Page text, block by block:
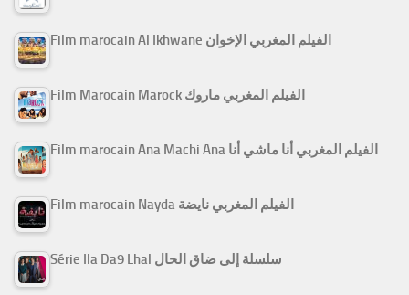
Film marocain Al Ikhwane الفيلم المغربي الإخوان
Film Marocain Marock الفيلم المغربي ماروك
Film marocain Ana Machi Ana الفيلم المغربي أنا ماشي أنا
Film marocain Nayda الفيلم المغربي نايضة
Série Ila Da9 Lhal سلسلة إلى ضاق الحال